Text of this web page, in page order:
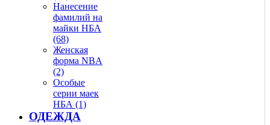
Нанесение
фамилий на
майки НБА
(68)
Женская
форма NBA
(2)
Особые
серии маек
НБА (1)
ОДЕЖДА